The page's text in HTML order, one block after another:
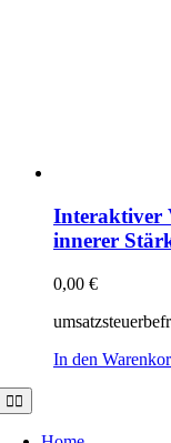
Interaktiver
innerer
0,00 €
In den
Toggle
Navigation